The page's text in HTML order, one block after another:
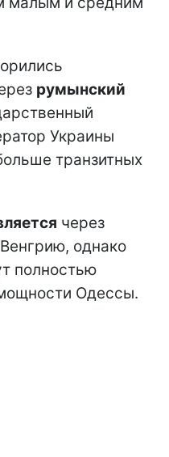
румынский
Украины
транзитных
через
однако
полностью
Одессы.